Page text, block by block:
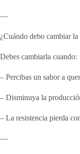
—
¿Cuándo debo cambiar
Debes cambiarla cuando:
– Percibas un sabor a
– Disminuya la
– La resistencia pierda
—